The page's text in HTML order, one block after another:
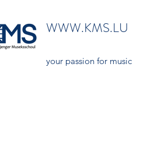
WWW.KMS.LU
your passion for music